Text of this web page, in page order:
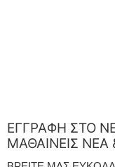
ΕΓΓΡΑΦΗ ΣΤΟ
ΜΑΘΑΙΝΕΙΣ